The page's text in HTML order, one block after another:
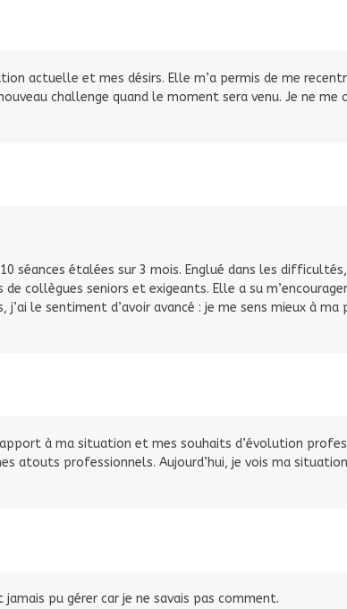
actuelle et mes désirs. Elle m’a permis de me
challenge quand le moment sera venu. Je ne me
séances étalées sur 3 mois. Englué dans les
collègues seniors et exigeants. Elle a su
le sentiment d’avoir avancé : je me sens mieux à
à ma situation et mes souhaits d’évolution
atouts professionnels. Aujourd’hui, je vois ma
jamais pu gérer car je ne savais pas comment.